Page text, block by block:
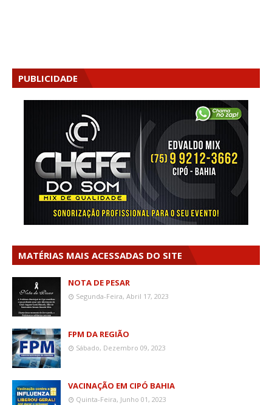
PUBLICIDADE
MATÉRIAS MAIS ACESSADAS DO SITE
NOTA DE PESAR
Segunda-Feira, Abril 17, 2023
FPM DA REGIÃO
Sábado, Dezembro 09, 2023
VACINAÇÃO EM CIPÓ BAHIA
Quinta-Feira, Junho 01, 2023